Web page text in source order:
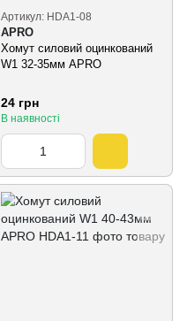
Артикул: HDA1-08
APRO
Хомут силовий оцинкований
W1 32-35мм APRO
24 грн
В наявності